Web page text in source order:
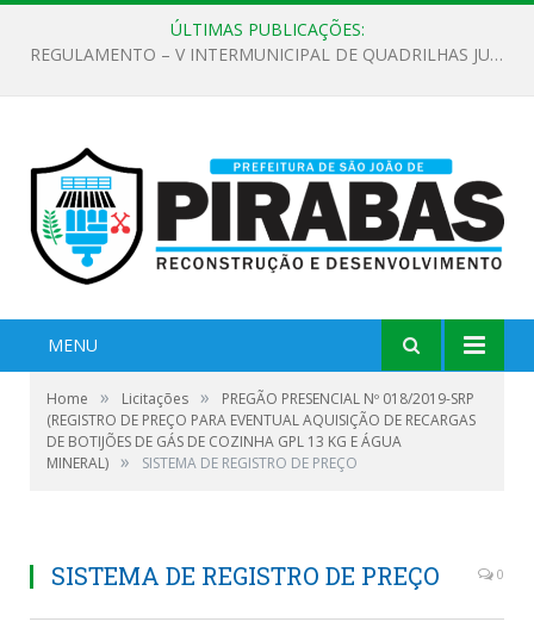
ÚLTIMAS PUBLICAÇÕES:
EDITAL DE CHAMAMENTO PÚBLICO Nº 02/2026
MENU
Home » Licitações »
PREGÃO PRESENCIAL Nº 018/2019-SRP
(REGISTRO DE PREÇO PARA EVENTUAL AQUISIÇÃO DE RECARGAS
DE BOTIJÕES DE GÁS DE COZINHA GPL 13 KG E ÁGUA
MINERAL) » SISTEMA DE REGISTRO DE PREÇO
SISTEMA DE REGISTRO DE PREÇO 0